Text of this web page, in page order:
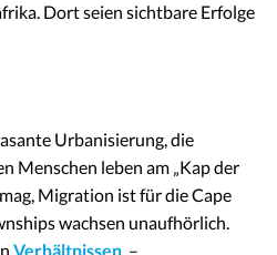
Dort seien sichtbare Erfolge
Urbanisierung, die
Menschen leben am „Kap der
Migration ist für die Cape
wachsen unaufhörlich.
Verhältnissen –